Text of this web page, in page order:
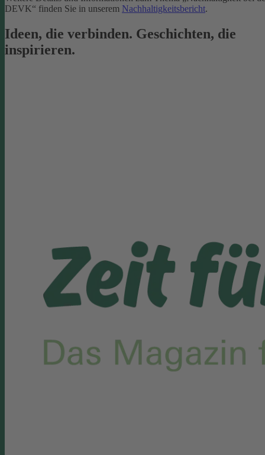
DEVK“ finden Sie in unserem Nachhaltigkeitsbericht.
Ideen, die verbinden. Geschichten, die
inspirieren.